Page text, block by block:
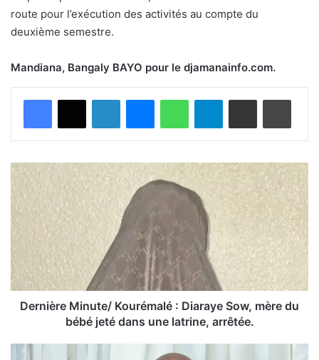
route pour l’exécution des activités au compte du
deuxième semestre.
Mandiana, Bangaly BAYO pour le djamanainfo.com.
Facebook
X LinkedinMessengerWhatsAppTelegramPartager par email
Dernière
Minute/
Kourémalé
Sow,
mère
du
bébé
jeté
latrine,
Dernière Minute/ Kourémalé : Diaraye Sow, mère du
bébé jeté dans une latrine, arrêtée.
Concours